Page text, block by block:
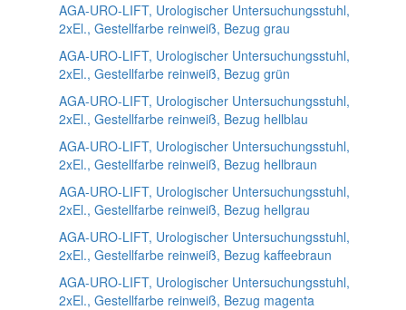
AGA-URO-LIFT, Urologischer Untersuchungsstuhl,
2xEl., Gestellfarbe reinweiß, Bezug grau
AGA-URO-LIFT, Urologischer Untersuchungsstuhl,
2xEl., Gestellfarbe reinweiß, Bezug grün
AGA-URO-LIFT, Urologischer Untersuchungsstuhl,
2xEl., Gestellfarbe reinweiß, Bezug hellblau
AGA-URO-LIFT, Urologischer Untersuchungsstuhl,
2xEl., Gestellfarbe reinweiß, Bezug hellbraun
AGA-URO-LIFT, Urologischer Untersuchungsstuhl,
2xEl., Gestellfarbe reinweiß, Bezug hellgrau
AGA-URO-LIFT, Urologischer Untersuchungsstuhl,
2xEl., Gestellfarbe reinweiß, Bezug kaffeebraun
AGA-URO-LIFT, Urologischer Untersuchungsstuhl,
2xEl., Gestellfarbe reinweiß, Bezug magenta